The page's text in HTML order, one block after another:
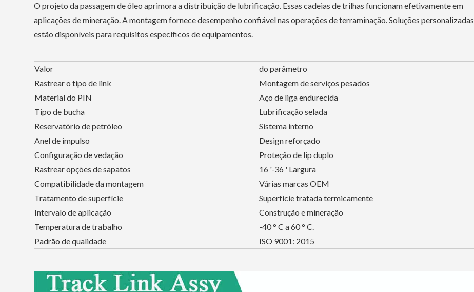
O projeto da passagem de óleo aprimora a distribuição de lubrificação. Essas cadeias de trilhas funcionam efetivamente em
aplicações de mineração. A montagem fornece desempenho confiável nas operações de terraminação. Soluções personalizadas
estão disponíveis para requisitos específicos de equipamentos.
Valor
do parâmetro
Rastrear o tipo de link
Montagem de serviços pesados
Material do PIN
Aço de liga endurecida
Tipo de bucha
Lubrificação selada
Reservatório de petróleo
Sistema interno
Anel de impulso
Design reforçado
Configuração de vedação
Proteção de lip duplo
Rastrear opções de sapatos
16 '-36 ' Largura
Compatibilidade da montagem
Várias marcas OEM
Tratamento de superfície
Superfície tratada termicamente
Intervalo de aplicação
Construção e mineração
Temperatura de trabalho
-40 ° C a 60 ° C.
Padrão de qualidade
ISO 9001: 2015